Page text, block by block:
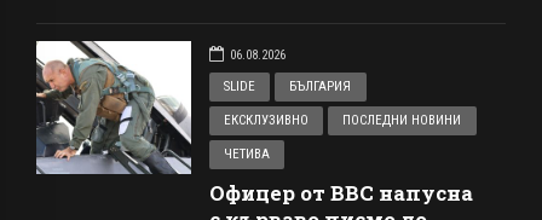
06.08.2026
SLIDE
БЪЛГАРИЯ
ЕКСКЛУЗИВНО ПОСЛЕДНИ НОВИНИ
ЧЕТИВА
Офицер от ВВС напусна